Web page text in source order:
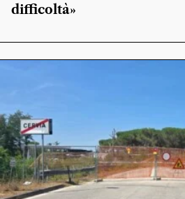
difficoltà»